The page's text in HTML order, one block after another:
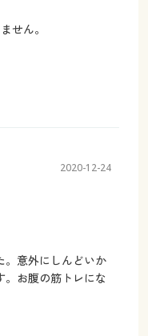
せん。
2020-12-24
。意外にしんどいか
。お腹の筋トレにな